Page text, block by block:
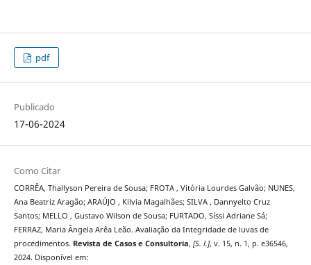
pdf
Publicado
17-06-2024
Como Citar
CORRÊA, Thallyson Pereira de Sousa; FROTA , Vitória Lourdes Galvão; NUNES,
Ana Beatriz Aragão; ARAÚJO , Kilvia Magalhães; SILVA , Dannyelto Cruz
Santos; MELLO , Gustavo Wilson de Sousa; FURTADO, Síssi Adriane Sá;
FERRAZ, Maria Ângela Arêa Leão. Avaliação da Integridade de luvas de
procedimentos. Revista de Casos e Consultoria, [S. l.], v. 15, n. 1, p. e36546,
2024. Disponível em: